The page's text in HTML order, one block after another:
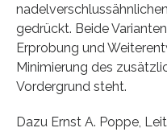
gedrückt. Beide
Erprobung und
Minimierung des
Vordergrund steht.
Dazu Ernst A. Poppe,